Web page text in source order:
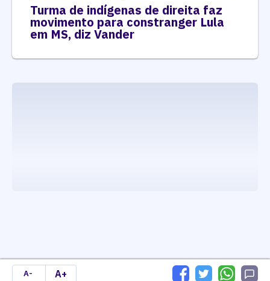
A- A+
Turma de indígenas de direita faz
movimento para constranger Lula
em MS, diz Vander